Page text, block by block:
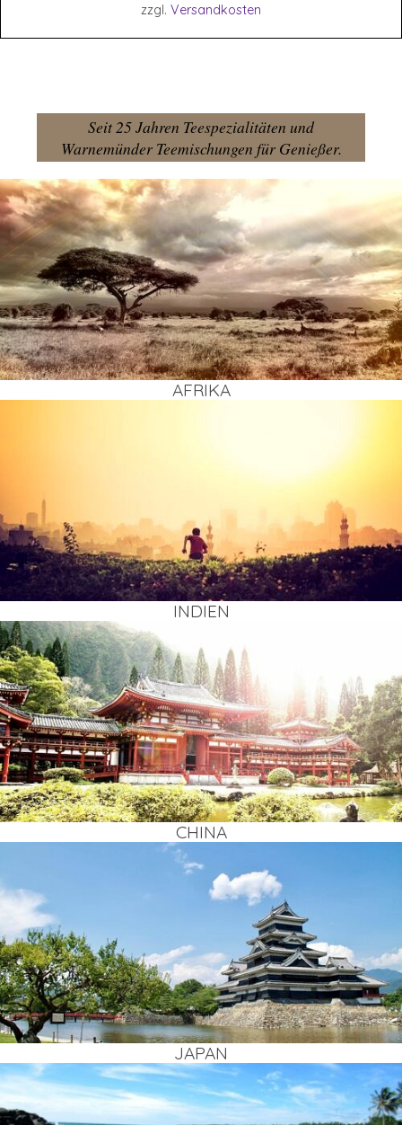
zzgl. Versandkosten
Seit 25 Jahren Teespezialitäten und
Warnemünder Teemischungen für Genießer.
AFRI­KA
INDI­EN
CHI­NA
JAPAN